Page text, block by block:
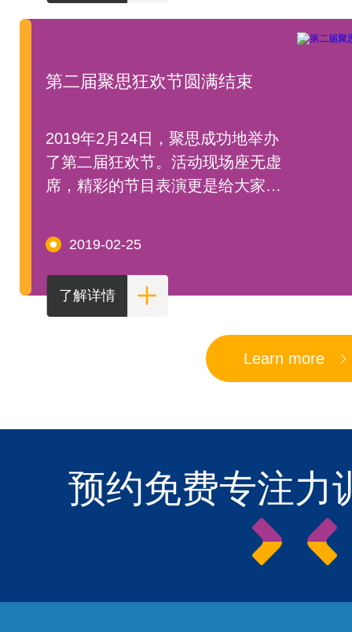
第二届聚思狂欢节圆满结束
2019年2月24日，聚思成功地举办
了第二届狂欢节。活动现场座无虚
席，精彩的节目表演更是给大家带
2019-02-25
了解详情
Learn more
预约免费专注力